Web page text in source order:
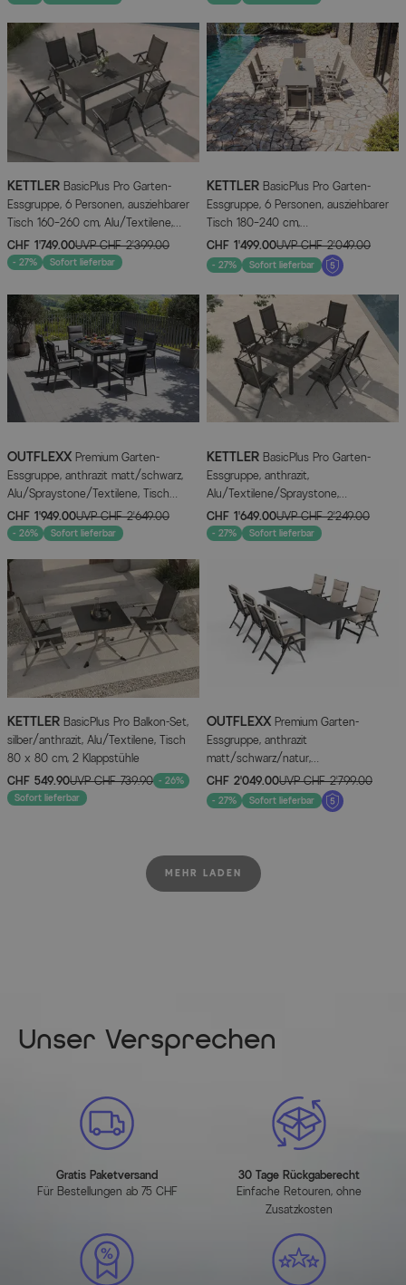
KETTLER BasicPlus Pro Garten-
Essgruppe, 6 Personen, ausziehbarer
Tisch 160–260 cm, Alu/Textilene,
Exklusivmodell
CHF 1’749.00UVPCHF 2’399.00
- 27% Sofort lieferbar
KETTLER BasicPlus Pro Garten-
Essgruppe, 6 Personen, ausziehbarer
Tisch 180–240 cm,
Aluminium/Textilene, Exklusivmodell
CHF 1’499.00UVPCHF 2’049.00
- 27% Sofort lieferbar
OUTFLEXX Premium Garten-
Essgruppe, anthrazit matt/schwarz,
Alu/Spraystone/Textilene, Tisch
160/260 x 100 cm, ausziehbar, 6
Stapelsessel inkl. 6 Auflagen
CHF 1’949.00UVPCHF 2’649.00
- 26% Sofort lieferbar
KETTLER BasicPlus Pro Garten-
Essgruppe, anthrazit,
Alu/Textilene/Spraystone,
ausziehbare Tischplatte 180/240 x
100 cm, 6 Klappstühle
CHF 1’649.00UVPCHF 2’249.00
- 27% Sofort lieferbar
KETTLER BasicPlus Pro Balkon-Set,
silber/anthrazit, Alu/Textilene, Tisch
80 x 80 cm, 2 Klappstühle
CHF 549.90UVPCHF 739.90 - 26%
Sofort lieferbar
OUTFLEXX Premium Garten-
Essgruppe, anthrazit
matt/schwarz/natur,
Alu/Spraystone/Textilene, 160/260 x
100 cm, 6 Klappstühle inkl. 6 Auflagen
CHF 2’049.00UVPCHF 2’799.00
- 27% Sofort lieferbar
MEHR LADEN
Unser Versprechen
Gratis Paketversand
Für Bestellungen ab 75 CHF
30 Tage Rückgaberecht
Einfache Retouren, ohne
Zusatzkosten